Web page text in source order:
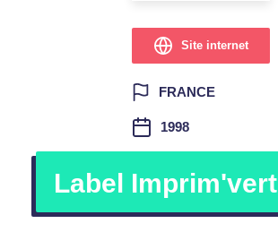
Site internet
FRANCE
1998
Label Imprim'vert